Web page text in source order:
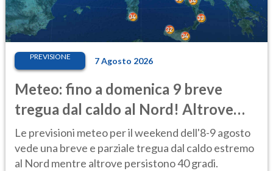
PREVISIONE 7 Agosto 2026
Meteo: fino a domenica 9 breve
tregua dal caldo al Nord! Altrove
calura e afa
Le previsioni meteo per il weekend dell'8-9 agosto
vede una breve e parziale tregua dal caldo estremo
al Nord mentre altrove persistono 40 gradi.